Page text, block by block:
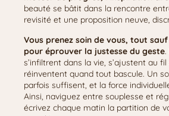
beauté se bâtit dans la rencontre
revisité et une proposition neuve,
Vous prenez soin de vous, tout
pour éprouver la justesse du geste.
s’infiltrent dans la vie, s’ajustent au
réinventent quand tout bascule. Un
parfois suffisent, et la force
Ainsi, naviguez entre souplesse et
écrivez chaque matin la partition de